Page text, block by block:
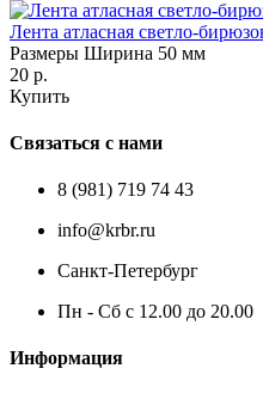
Лента атласная светло-
Размеры Ширина 50 мм
20 р.
Купить
Связаться с нами
8 (981) 719 74 43
info@krbr.ru
Санкт-Петербург
Пн - Сб с 12.00 до 20.00
Информация